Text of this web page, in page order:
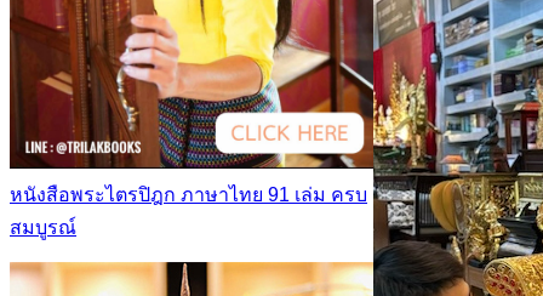
หนังสือพระไตรปิฎก ภาษาไทย 91 เล่ม ครบ
สมบูรณ์